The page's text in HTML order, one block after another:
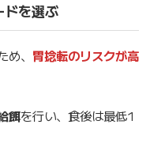
ドを選ぶ
、 胃捻転のリスクが高
餌を行い、食後は最低1